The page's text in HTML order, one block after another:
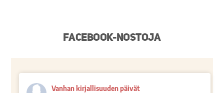
Facebook-nostoja
Vanhan kirjallisuuden päivät